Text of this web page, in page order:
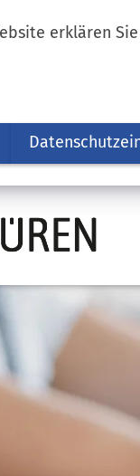
erklären